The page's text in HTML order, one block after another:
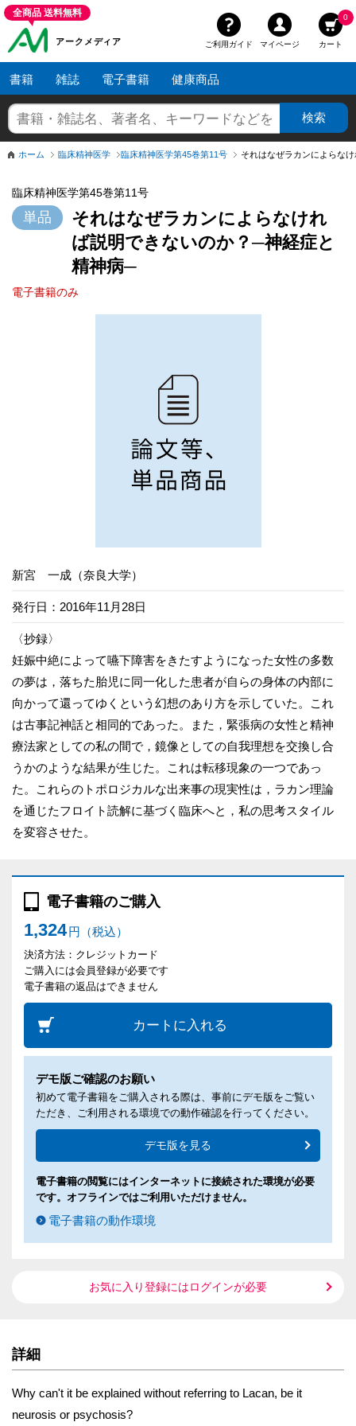
全商品 送料無料
アークメディア ご利用ガイド マイページ カート
0
書籍 雑誌 電子書籍 健康商品
ホーム 臨床精神医学 臨床精神医学第45巻第11号
臨床精神医学第45巻第11号
それはなぜラカンによらなけれ
ば説明できないのか？─神経症と
精神病─
電子書籍のみ
新宮 一成（奈良大学）
発行日：2016年11月28日
〈抄録〉
妊娠中絶によって嚥下障害をきたすようになった女性の多数
の夢は，落ちた胎児に同一化した患者が自らの身体の内部に
向かって還ってゆくという幻想のあり方を示していた。これ
は古事記神話と相同的であった。また，緊張病の女性と精神
療法家としての私の間で，鏡像としての自我理想を交換し合
うかのような結果が生じた。これは転移現象の一つであっ
た。これらのトポロジカルな出来事の現実性は，ラカン理論
を通じたフロイト読解に基づく臨床へと，私の思考スタイル
を変容させた。
電子書籍のご購入
1,324円（税込）
決済方法：クレジットカード
ご購入には会員登録が必要です
電子書籍の返品はできません
カートに入れる
デモ版ご確認のお願い
初めて電子書籍をご購入される際は、事前にデモ版をご覧い
ただき、ご利用される環境での動作確認を行ってください。
デモ版を見る
電子書籍の閲覧にはインターネットに接続された環境が必要
です。オフラインではご利用いただけません。
電子書籍の動作環境
お気に入り登録にはログインが必要
詳細
Why can't it be explained without referring to Lacan, be it
neurosis or psychosis?